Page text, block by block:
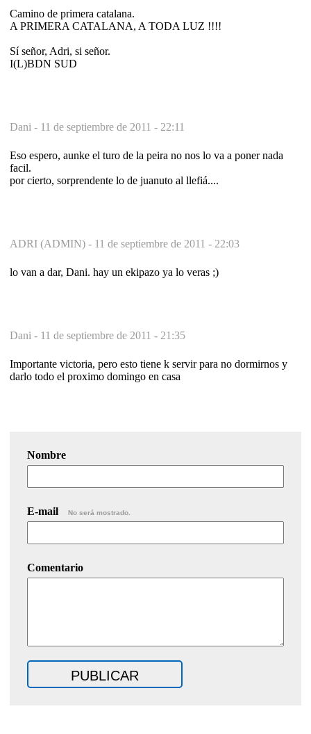
Camino de primera catalana.
A PRIMERA CATALANA, A TODA LUZ !!!!
Sí señor, Adri, si señor.
I(L)BDN SUD
Dani - 11 de septiembre de 2011 - 22:11
Eso espero, aunke el turo de la peira no nos lo va a poner nada
facil.
por cierto, sorprendente lo de juanuto al llefiá....
ADRI (ADMIN) - 11 de septiembre de 2011 - 22:03
lo van a dar, Dani. hay un ekipazo ya lo veras ;)
Dani - 11 de septiembre de 2011 - 21:35
Importante victoria, pero esto tiene k servir para no dormirnos y
darlo todo el proximo domingo en casa
Nombre
E-mail No será mostrado.
Comentario